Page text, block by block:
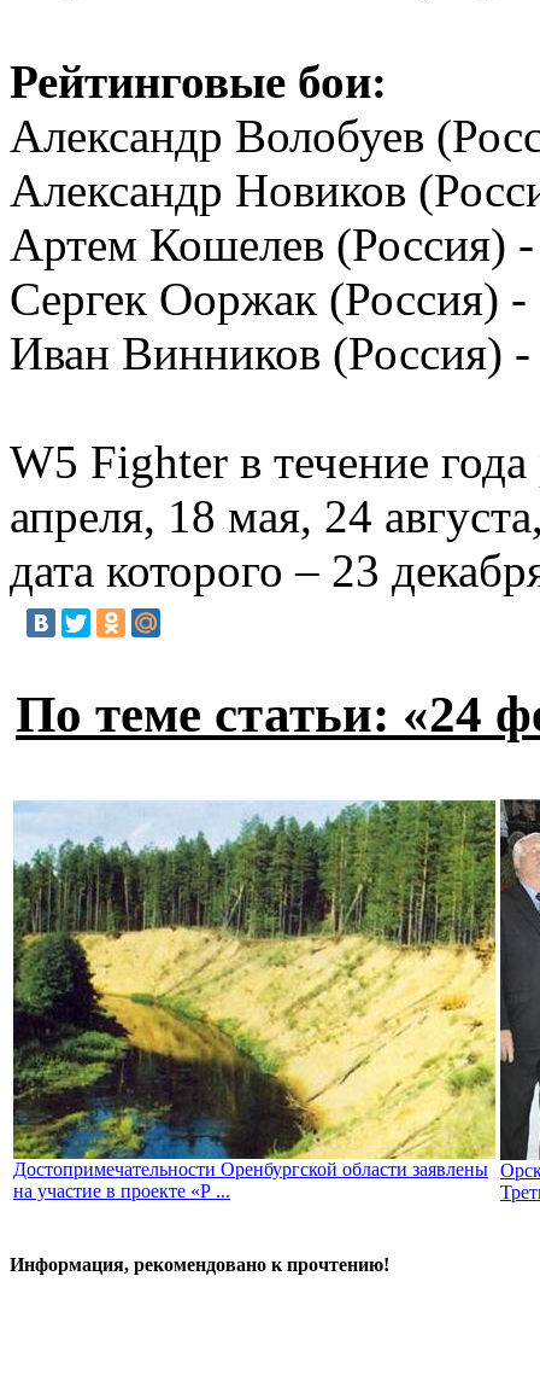
Рейтинговые бои:
Александр Волобуев
Александр Новиков
Артем Кошелев (Россия)
Сергек Ооржак (Россия)
Иван Винников (Россия)
W5 Fighter в течение
апреля, 18 мая, 24
дата которого – 23
По теме статьи: «24
Достопримечательности Оренбургской области заявлены
на участие в проекте «Р ...
Информация, рекомендовано к прочтению!